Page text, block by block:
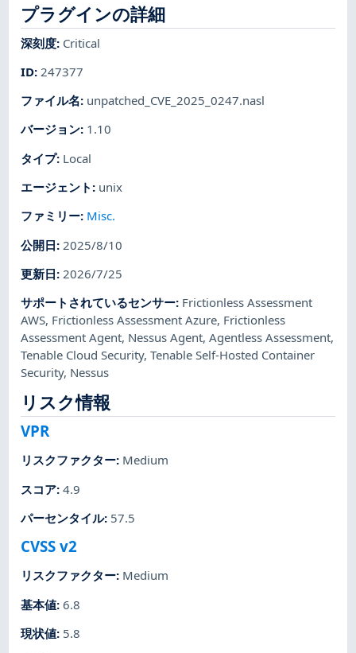
プラグインの詳細
深刻度: Critical
ID: 247377
ファイル名: unpatched_CVE_2025_0247.nasl
バージョン: 1.10
タイプ: Local
エージェント : unix
ファミリー: Misc.
公開日: 2025/8/10
更新日: 2026/7/25
サポートされているセンサー: Frictionless Assessment
AWS, Frictionless Assessment Azure, Frictionless
Assessment Agent, Nessus Agent,Agentless Assessment,
Tenable Cloud Security,Tenable Self-Hosted Container
Security, Nessus
リスク情報
VPR
リスクファクター: Medium
スコア:4.9
パーセンタイル: 57.5
CVSS v2
リスクファクター: Medium
基本値:6.8
現状値: 5.8